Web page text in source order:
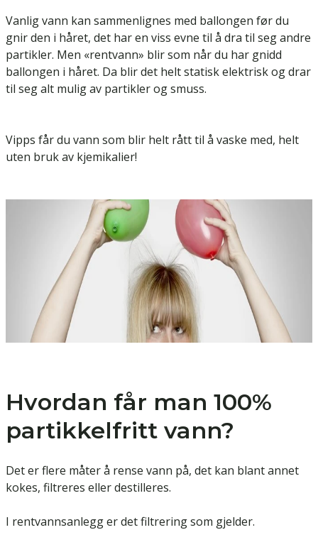
Vanlig vann kan sammenlignes med ballongen før du
gnir den i håret, det har en viss evne til å dra til seg andre
partikler. Men «rentvann» blir som når du har gnidd
ballongen i håret. Da blir det helt statisk elektrisk og drar
til seg alt mulig av partikler og smuss.
Vipps får du vann som blir helt rått til å vaske med, helt
uten bruk av kjemikalier!
Hvordan får man 100%
partikkelfritt vann?
Det er flere måter å rense vann på, det kan blant annet
kokes, filtreres eller destilleres.
I rentvannsanlegg er det filtrering som gjelder.